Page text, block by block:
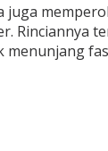
juga
Rinciannya
menunjang